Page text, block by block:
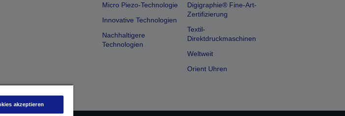
Micro Piezo-Technologie
Innovative Technologien
Nachhaltigere
Technologien
Digigraphie® Fine-Art-
Zertifizierung
Textil-
Direktdruckmaschinen
Weltweit
Orient Uhren
akzeptieren